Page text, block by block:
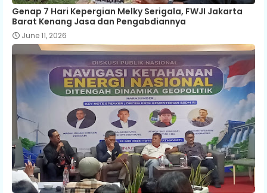
Genap 7 Hari Kepergian Melky Serigala, FWJI Jakarta
Barat Kenang Jasa dan Pengabdiannya
June 11, 2026